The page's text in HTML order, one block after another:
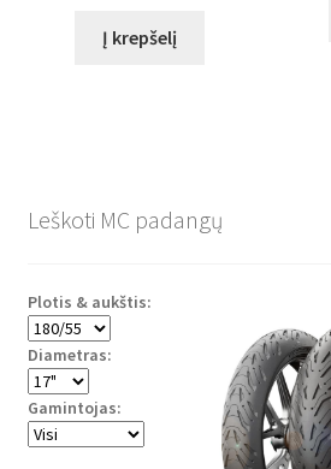
Į krepšelį
Leškoti MC padangų
Plotis & aukštis:
Diametras:
Gamintojas: